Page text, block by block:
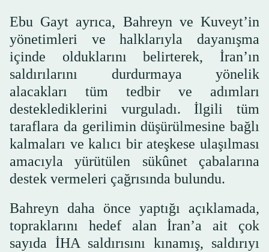
Ebu Gayt ayrıca, Bahreyn ve Kuveyt’in
yönetimleri ve halklarıyla dayanışma
içinde olduklarını belirterek, İran’ın
saldırılarını durdurmaya yönelik
alacakları tüm tedbir ve adımları
desteklediklerini vurguladı. İlgili tüm
taraflara da gerilimin düşürülmesine bağlı
kalmaları ve kalıcı bir ateşkese ulaşılması
amacıyla yürütülen sükûnet çabalarına
destek vermeleri çağrısında bulundu.
Bahreyn daha önce yaptığı açıklamada,
topraklarını hedef alan İran’a ait çok
sayıda İHA saldırısını kınamış, saldırıyı